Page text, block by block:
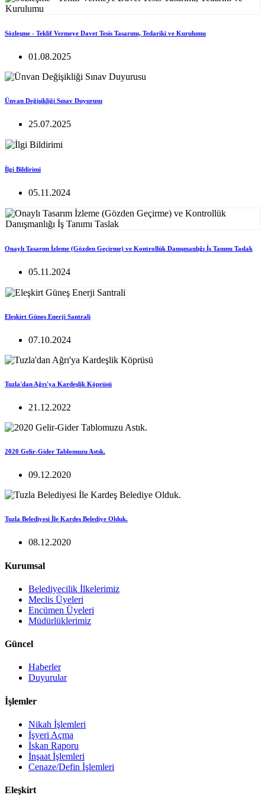
Sözleşme - Teklif Vermeye Davet Tesis Tasarımı, Tedariki ve Kurulumu
01.08.2025
Ünvan Değişikliği Sınav Duyurusu
25.07.2025
İlgi Bildirimi
05.11.2024
Onaylı Tasarım İzleme (Gözden Geçirme) ve Kontrollük Danışmanlığı İş Tanımı Taslak
05.11.2024
Eleşkirt Güneş Enerji Santrali
07.10.2024
Tuzla'dan Ağrı'ya Kardeşlik Köprüsü
21.12.2022
2020 Gelir-Gider Tablomuzu Astık.
09.12.2020
Tuzla Belediyesi İle Kardeş Belediye Olduk.
08.12.2020
Kurumsal
Belediyecilik İlkelerimiz
Meclis Üyeleri
Encümen Üyeleri
Müdürlüklerimiz
Güncel
Haberler
Duyurular
İşlemler
Nikah İşlemleri
İşyeri Açma
İskan Raporu
İnşaat İşlemleri
Cenaze/Defin İşlemleri
Eleşkirt